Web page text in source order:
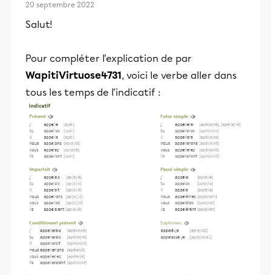
20 septembre 2022
Salut!
Pour compléter l'explication de par
WapitiVirtuose4731, voici le verbe aller dans
tous les temps de l'indicatif :